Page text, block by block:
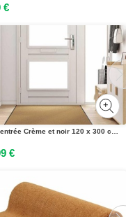
€
Tapis dentrée Crème et noir 120 x 300 cm Polyamide et PVC
€